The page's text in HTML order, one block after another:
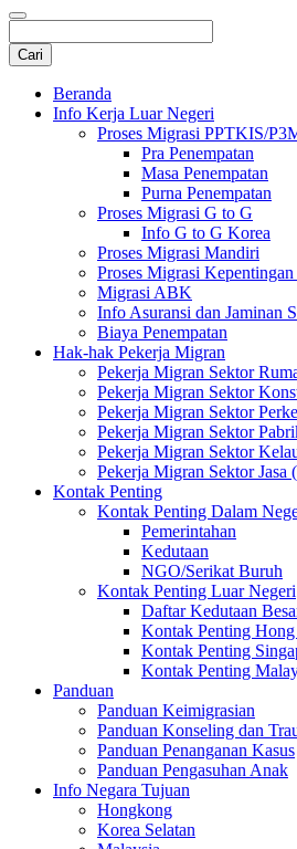
Beranda
Info Kerja Luar Negeri
Proses Migrasi PPTKIS/
Pra Penempatan
Masa Penempatan
Purna Penempatan
Proses Migrasi G to G
Info G to G Korea
Proses Migrasi Mandiri
Proses Migrasi Kepentingan
Migrasi ABK
Info Asuransi dan Jaminan
Biaya Penempatan
Hak-hak Pekerja Migran
Pekerja Migran Sektor
Pekerja Migran Sektor
Pekerja Migran Sektor
Pekerja Migran Sektor
Pekerja Migran Sektor
Pekerja Migran Sektor Jasa
Kontak Penting
Kontak Penting Dalam
Pemerintahan
Kedutaan
NGO/Serikat Buruh
Kontak Penting Luar Negeri
Daftar Kedutaan
Kontak Penting
Kontak Penting
Kontak Penting
Panduan
Panduan Keimigrasian
Panduan Konseling dan
Panduan Penanganan Kasus
Panduan Pengasuhan Anak
Info Negara Tujuan
Hongkong
Korea Selatan